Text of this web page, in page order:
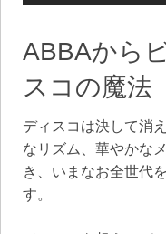
ABBAから
スコの魔法
ディスコは決して消
なリズム、華やかな
き、いまなお全世代
す。